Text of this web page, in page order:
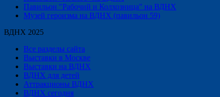
Павильон "Рабочий и Колхозница" на ВДНХ
Музей героизма на ВДНХ (павильон 59)
ВДНХ 2025
Все разделы сайта
Выставки в Москве
Выставки на ВДНХ
ВДНХ для детей
Аттракционы ВДНХ
ВДНХ сегодня